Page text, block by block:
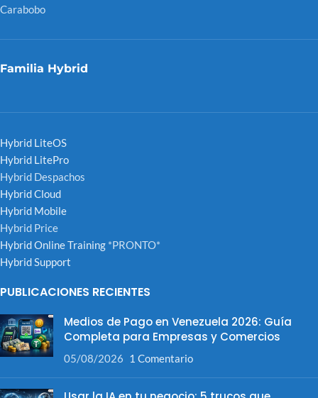
Carabobo
Familia Hybrid
Hybrid LiteOS
Hybrid LitePro
Hybrid Despachos
Hybrid Cloud
Hybrid Mobile
Hybrid Price
Hybrid Online Training *PRONTO*
Hybrid Support
PUBLICACIONES RECIENTES
Medios de Pago en Venezuela 2026: Guía
Completa para Empresas y Comercios
05/08/2026 1 Comentario